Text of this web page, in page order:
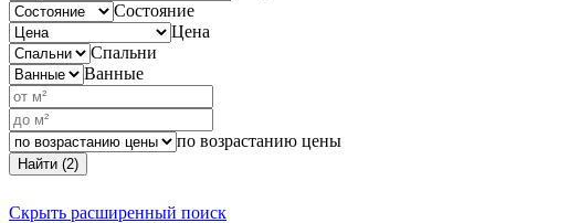
Состояние
Цена
Спальни
Ванные
по возрастанию цены
Найти (2)
Скрыть расширенный поиск